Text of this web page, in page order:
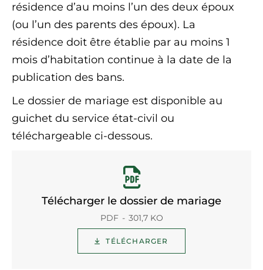
résidence d’au moins l’un des deux époux
(ou l’un des parents des époux). La
résidence doit être établie par au moins 1
mois d’habitation continue à la date de la
publication des bans.
Le dossier de mariage est disponible au
guichet du service état-civil ou
téléchargeable ci-dessous.
Télécharger le dossier de mariage
PDF 301,7 KO
TÉLÉCHARGER